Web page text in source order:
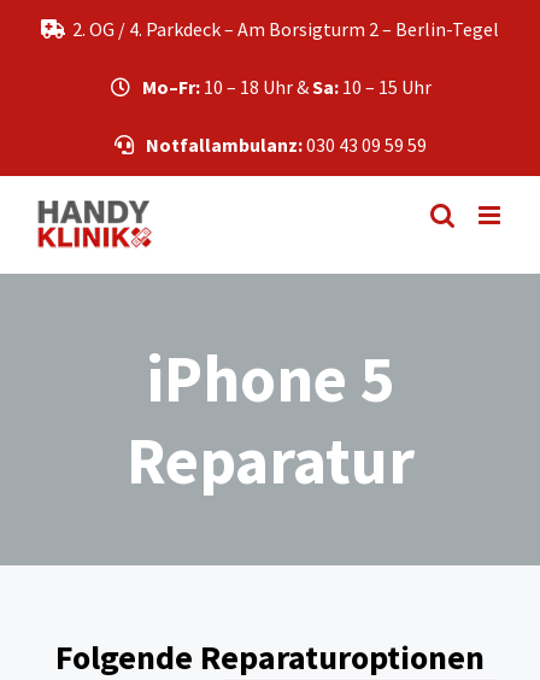
2. OG / 4. Parkdeck – Am Borsigturm 2 – Berlin-Tegel
Mo–Fr:10 – 18 Uhr &Sa:10 – 15 Uhr
Notfallambulanz:030 43 09 59 59
iPhone 5
Reparatur
Folgende Reparaturoptionen